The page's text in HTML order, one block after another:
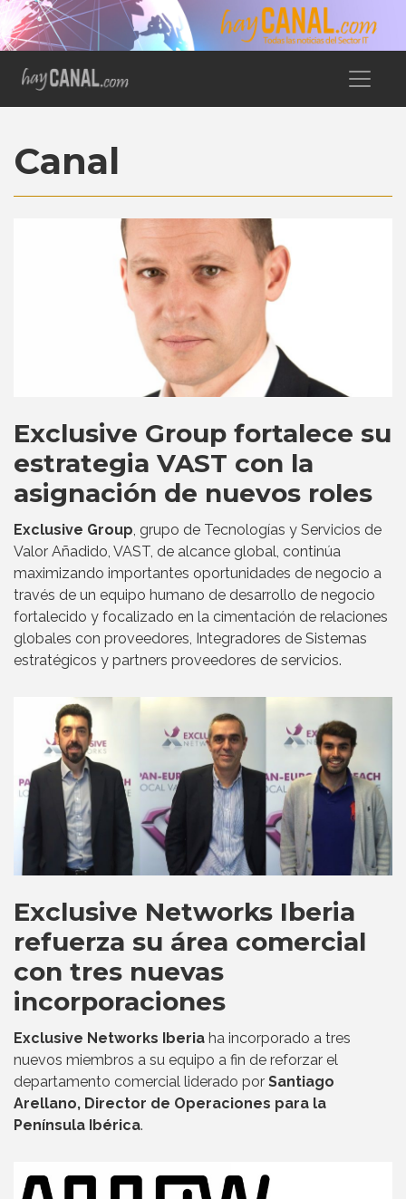
Canal
Exclusive Group fortalece su
estrategia VAST con la
asignación de nuevos roles
Exclusive Group , grupo de Tecnologías y Servicios de
Valor Añadido, VAST, de alcance global, continúa
maximizando importantes oportunidades de negocio a
través de un equipo humano de desarrollo de negocio
fortalecido y focalizado en la cimentación de relaciones
globales con proveedores, Integradores de Sistemas
estratégicos y partners proveedores de servicios.
Exclusive Networks Iberia
refuerza su área comercial
con tres nuevas
incorporaciones
Exclusive Networks Iberia ha incorporado a tres
nuevos miembros a su equipo a fin de reforzar el
departamento comercial liderado por Santiago
Arellano, Director de Operaciones para la
Península Ibérica.